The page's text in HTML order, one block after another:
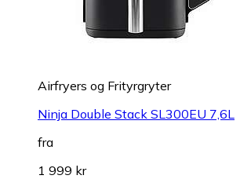
Airfryers og Frityrgryter
Ninja Double Stack SL300EU 7,6L
fra
1 999 kr